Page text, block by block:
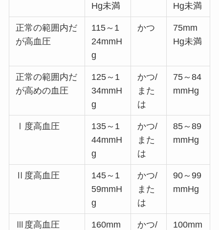
Hg未満
Hg未満
正常の範囲内だ
が高血圧
115～1
24mmH
g
かつ
75mm
Hg未満
正常の範囲内だ
が高めの血圧
125～1
34mmH
g
かつ/
また
は
75～84
mmHg
Ⅰ度高血圧
135～1
44mmH
g
かつ/
また
は
85～89
mmHg
Ⅱ度高血圧
145～1
59mmH
g
かつ/
また
は
90～99
mmHg
Ⅲ度高血圧
160mm
かつ/
100mm